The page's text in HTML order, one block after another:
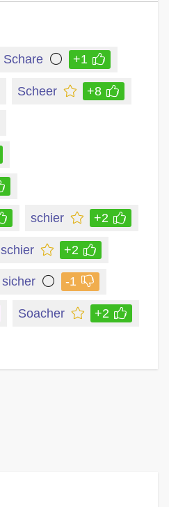
Schare +1
Scheer +8
schier +2
schier +2
sicher -1
Soacher +2